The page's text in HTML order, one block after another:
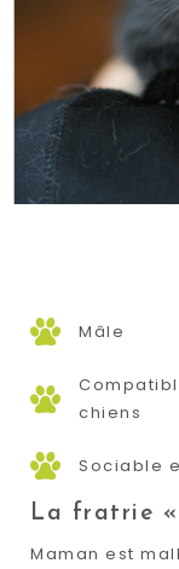
Mâle
chiens
Sociable
La fratrie
Maman est